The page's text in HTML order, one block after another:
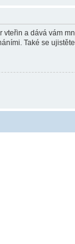
a dává vám
Také se